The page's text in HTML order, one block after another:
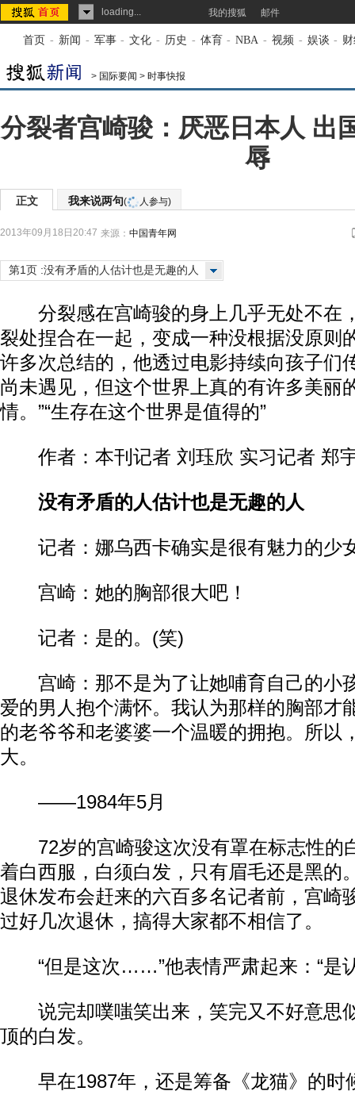
loading... 我的搜狐 邮件
首页 - 新闻 - 军事 - 文化 - 历史 - 体育 - NBA - 视频 - 娱谈 -
> 国际要闻 > 时事快报
分裂者宫崎骏：厌恶日本人 出
辱
正文 我来说两句( 人参与)
2013年09月18日20:47 来源： 中国青年网
第1页 :没有矛盾的人估计也是无趣的人
分裂感在宫崎骏的身上几乎无处不在
裂处捏合在一起，变成一种没根据没原则
许多次总结的，他透过电影持续向孩子们
尚未遇见，但这个世界上真的有许多美丽
情。”“生存在这个世界是值得的”
作者：本刊记者 刘珏欣 实习记者 郑
没有矛盾的人估计也是无趣的人
记者：娜乌西卡确实是很有魅力的少
宫崎：她的胸部很大吧！
记者：是的。(笑)
宫崎：那不是为了让她哺育自己的小
爱的男人抱个满怀。我认为那样的胸部才
的老爷爷和老婆婆一个温暖的拥抱。所以
大。
——1984年5月
72岁的宫崎骏这次没有罩在标志性的
着白西服，白须白发，只有眉毛还是黑的
退休发布会赶来的六百多名记者前，宫崎
过好几次退休，搞得大家都不相信了。
“但是这次……”他表情严肃起来：“是
说完却噗嗤笑出来，笑完又不好意思
顶的白发。
早在1987年，还是筹备《龙猫》的时